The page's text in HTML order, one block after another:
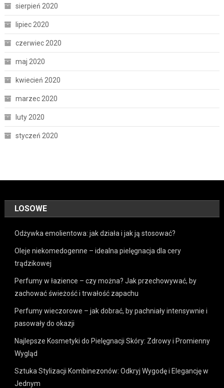
sierpień 2020
lipiec 2020
czerwiec 2020
maj 2020
kwiecień 2020
marzec 2020
luty 2020
styczeń 2020
LOSOWE
Odżywka emolientowa: jak działa i jak ją stosować?
Oleje niekomedogenne – idealna pielęgnacja dla cery
trądzikowej
Perfumy w łazience – czy można? Jak przechowywać, by
zachować świeżość i trwałość zapachu
Perfumy wieczorowe – jak dobrać, by pachniały intensywnie i
pasowały do okazji
Najlepsze Kosmetyki do Pielęgnacji Skóry: Zdrowy i Promienny
Wygląd
Sztuka Stylizacji Kombinezonów: Odkryj Wygodę i Elegancję w
Jednym